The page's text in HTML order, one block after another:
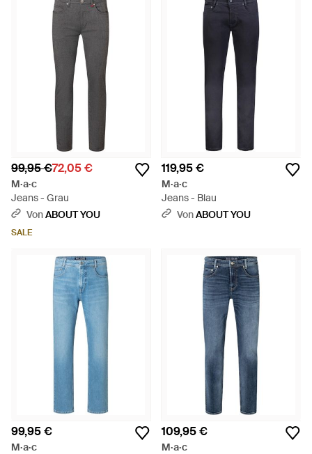
99,95 €72,05 €
M·a·c
Jeans - Grau
VonABOUT YOU
SALE
119,95 €
M·a·c
Jeans - Blau
VonABOUT YOU
99,95 €
M·a·c
109,95 €
M·a·c